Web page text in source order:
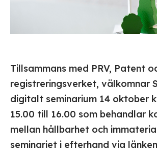
Tillsammans med PRV, Patent
registreringsverket, välkomnar
digitalt seminarium 14 oktober
15.00 till 16.00 som behandlar
mellan hållbarhet och
seminariet i efterhand via